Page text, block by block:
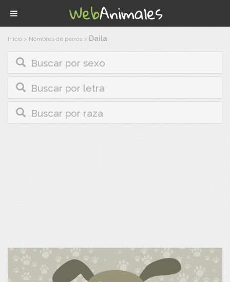
Inicio > Nombres de perros > Daila
Buscar por sexo
Buscar por letra
Buscar por raza